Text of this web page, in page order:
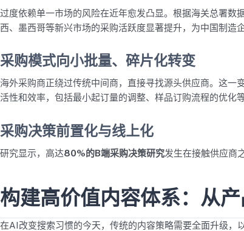
过度依赖单一市场的风险在近年愈发凸显。根据海关总署数据
西、墨西哥等新兴市场的采购活跃度显著提升，为中国制造
采购模式向小批量、碎片化转变
海外采购商正绕过传统中间商，直接寻找源头供应商。这一
活性和效率，包括最小起订量的调整、样品订购流程的优化等
采购决策前置化与线上化
研究显示，高达80%的B端采购决策研究发生在接触供应商
构建高价值内容体系：从
在AI改变搜索习惯的今天，传统的内容策略需要全面升级，